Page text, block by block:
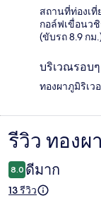
สถานที่ท่องเ
กอล์ฟเขื่อนว
(ขับรถ 8.9 กม
บริเวณรอบๆ
ทองผาภูมิริเว
รีวิว
รีวิว ทองผ
8.0 ดีมาก
13 รีวิว